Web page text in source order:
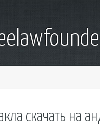
скачать на